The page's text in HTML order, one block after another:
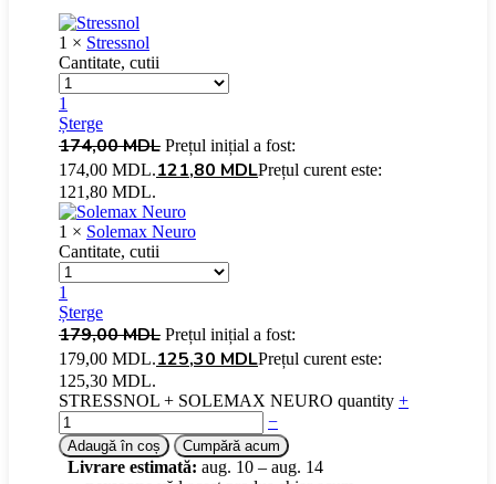
1 × Stressnol
Cantitate, cutii
1
Șterge
174,00MDL Prețul inițial a fost:
174,00 MDL.121,80 MDLPrețul curent este:
121,80 MDL.
1 × Solemax Neuro
Cantitate, cutii
1
Șterge
179,00MDL Prețul inițial a fost:
179,00 MDL.125,30 MDLPrețul curent este:
125,30 MDL.
STRESSNOL + SOLEMAX NEURO quantity +
−
Adaugă în coș Cumpără acum
Livrare estimată: aug. 10 – aug. 14